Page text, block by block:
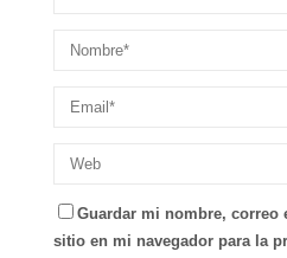
Guardar mi nombre, correo
sitio en mi navegador para la